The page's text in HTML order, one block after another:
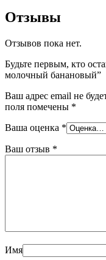
Отзывы
Отзывов пока нет.
Будьте первым, кто
молочный банановый”
Ваш адрес email не
поля помечены *
Ваша оценка *
Ваш отзыв *
Имя